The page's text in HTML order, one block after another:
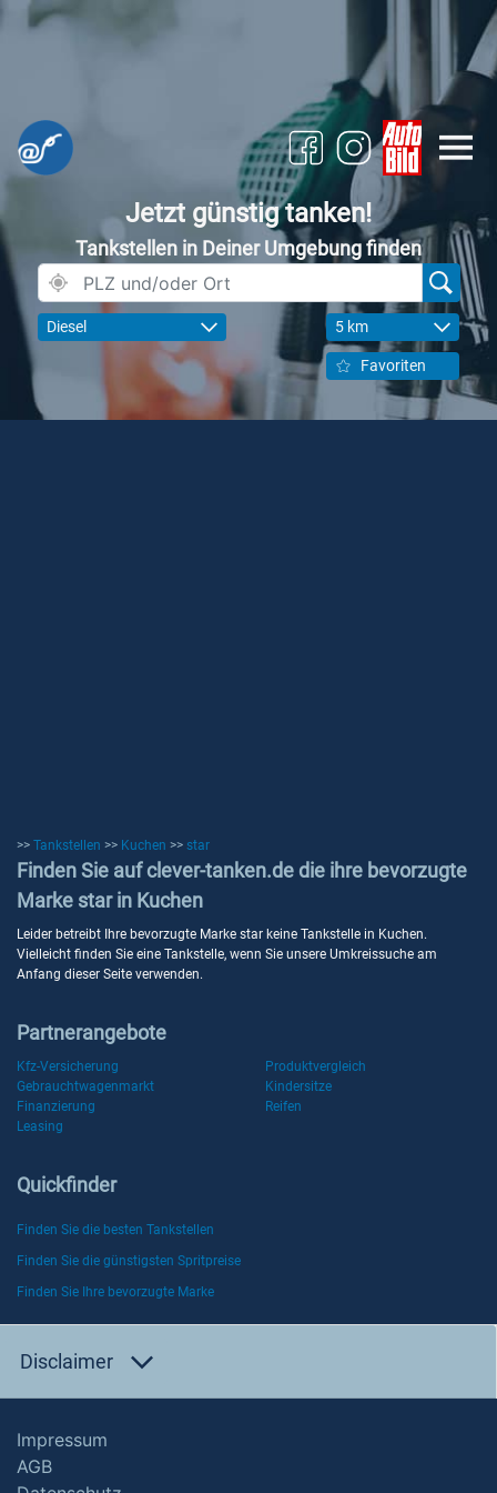
Jetzt günstig tanken!
Tankstellen in Deiner Umgebung finden
Diesel 5 km
Favoriten
>> Tankstellen >> Kuchen >> star
Finden Sie auf clever-tanken.de die ihre bevorzugte
Marke star in Kuchen
Leider betreibt Ihre bevorzugte Marke star keine Tankstelle in Kuchen.
Vielleicht finden Sie eine Tankstelle, wenn Sie unsere Umkreissuche am
Anfang dieser Seite verwenden.
Partnerangebote
Kfz-Versicherung
Produktvergleich
Gebrauchtwagenmarkt
Kindersitze
Finanzierung
Reifen
Leasing
Quickfinder
Finden Sie die besten Tankstellen
Finden Sie die günstigsten Spritpreise
Finden Sie Ihre bevorzugte Marke
Disclaimer
Impressum
AGB